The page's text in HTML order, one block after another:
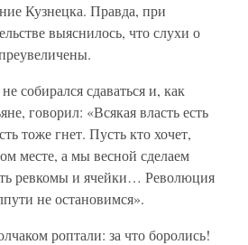
Кузнецка. Правда, при
выяснилось, что слухи о
собирался сдаваться и, как
говорил: «Всякая власть есть
тоже гнет. Пусть кто хочет,
месте, а мы весной сделаем
ревкомы и ячейки… Революция
не остановимся».
роптали: за что боролись!